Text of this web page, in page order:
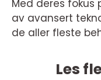
Med deres fokus
av avansert
de aller fleste
Les